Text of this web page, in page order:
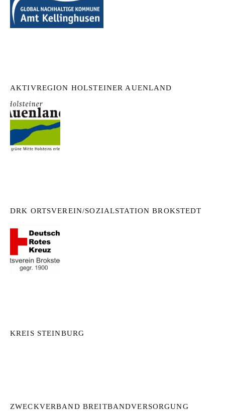
AKTIVREGION HOLSTEINER AUENLAND
DRK ORTSVEREIN/SOZIALSTATION BROKSTEDT
KREIS STEINBURG
ZWECKVERBAND BREITBANDVERSORGUNG